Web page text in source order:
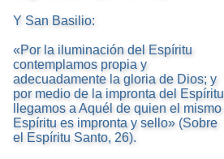
Y San Basilio:
«Por la iluminación del Espíritu
contemplamos propia y
adecuadamente la gloria de Dios; y
por medio de la impronta del Espíritu
llegamos a Aquél de quien el mismo
Espíritu es impronta y sello» (Sobre
el Espíritu Santo, 26).